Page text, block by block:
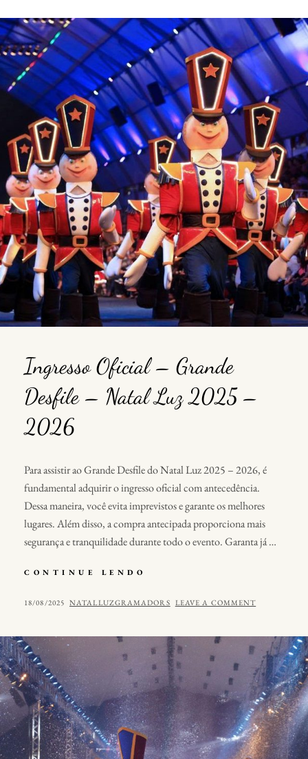
NATAL
LUZ
2025
–
2026
Ingresso Oficial – Grande
Desfile – Natal Luz 2025 –
2026
Para assistir ao Grande Desfile do Natal Luz 2025 – 2026, é
fundamental adquirir o ingresso oficial com antecedência.
Dessa maneira, você evita imprevistos e garante os melhores
lugares. Além disso, a compra antecipada proporciona mais
segurança e tranquilidade durante todo o evento. Garanta já …
CONTINUE LENDO
–
NATAL
LUZ
2025
–
2026
POSTED
18/08/2025 BY
NATALLUZGRAMADORS LEAVE A COMMENT